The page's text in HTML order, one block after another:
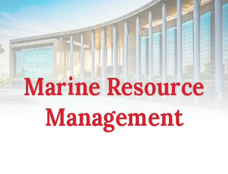
Marine Resource
Management